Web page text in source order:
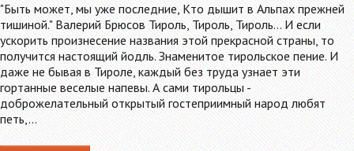
"Быть может, мы уже последние, Кто дышит в Альпах прежней
тишиной." Валерий Брюсов Тироль, Тироль, Тироль... И если
ускорить произнесение названия этой прекрасной страны, то
получится настоящий йодль. Знаменитое тирольское пение. И
даже не бывая в Тироле, каждый без труда узнает эти
гортанные веселые напевы. А сами тирольцы -
доброжелательный открытый гостеприимный народ любят
петь,…